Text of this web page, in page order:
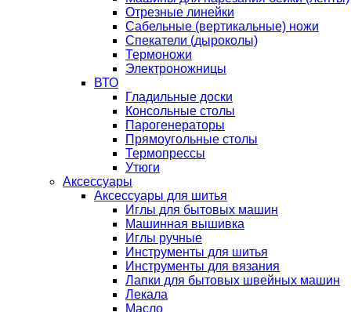
Отрезные линейки
Сабельные (вертикальные) ножи
Спекатели (дыроколы)
Термоножи
Электроножницы
ВТО
Гладильные доски
Консольные столы
Парогенераторы
Прямоугольные столы
Термопрессы
Утюги
Аксессуары
Аксессуары для шитья
Иглы для бытовых машин
Машинная вышивка
Иглы ручные
Инструменты для шитья
Инструменты для вязания
Лапки для бытовых швейных машин
Лекала
Масло